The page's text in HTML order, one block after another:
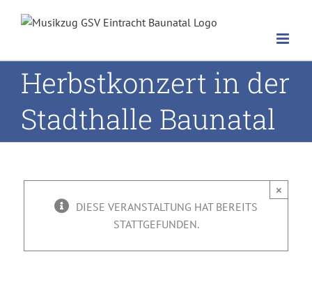
Inhalt
Herbstkonzert in der
Stadthalle Baunatal
×
DIESE VERANSTALTUNG HAT BEREITS
STATTGEFUNDEN.
Stadthalle
Baunatal
18. November 2023, 19:00-
21:30
| 10,00 EURO